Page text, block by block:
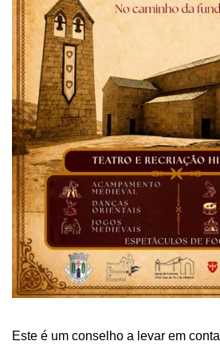
Este é um conselho a levar em conta